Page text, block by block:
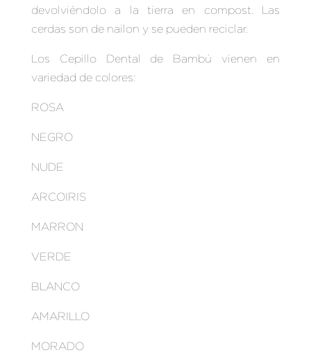
devolviéndolo a la tierra en compost. Las
cerdas son de nailon y se pueden reciclar.
Los Cepillo Dental de Bambú vienen en
variedad de colores:
ROSA
NEGRO
NUDE
ARCOIRIS
MARRON
VERDE
BLANCO
AMARILLO
MORADO